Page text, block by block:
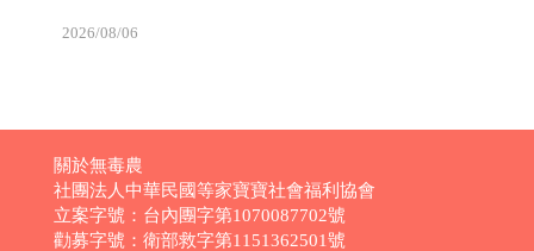
2026/08/06
關於無毒農
社團法人中華民國等家寶寶社會福利協會
立案字號：台內團字第1070087702號
勸募字號：衛部救字第1151362501號